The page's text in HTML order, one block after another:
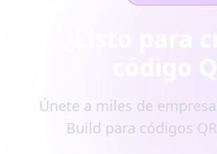
Únete a miles de
Build para códigos